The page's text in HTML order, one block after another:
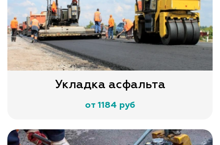
Укладка асфальта
от 1184 руб